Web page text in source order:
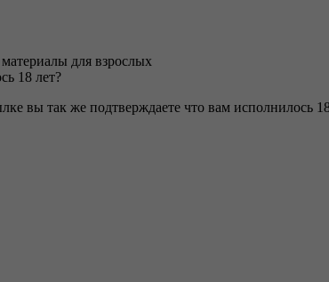
для взрослых
18 лет?
вы так же подтверждаете что вам исполнилось